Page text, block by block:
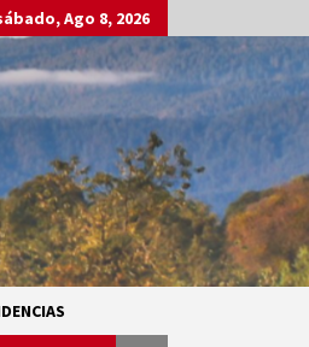
Ago 8, 2026